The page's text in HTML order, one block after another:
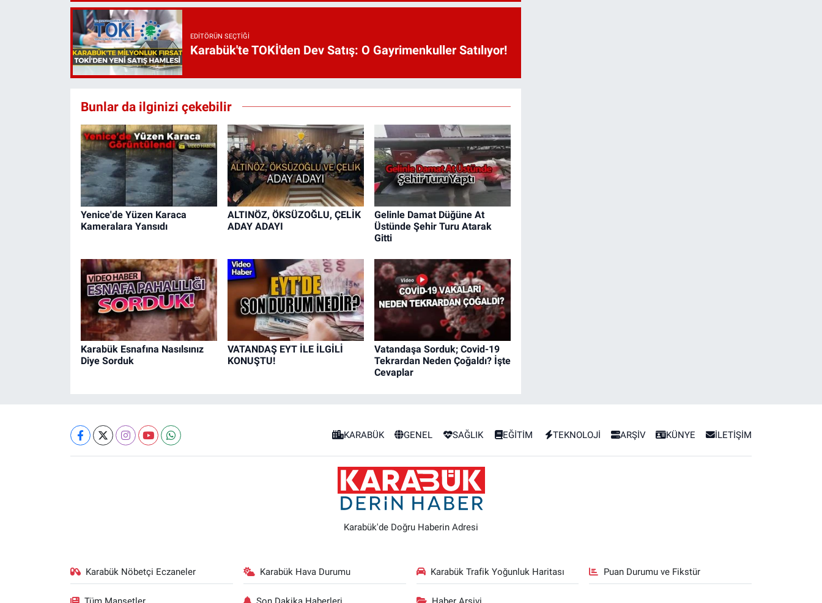
EDITÖRÜN SEÇTIĞI
Karabük'te TOKİ'den Dev Satış: O Gayrimenkuller Satılıyor!
Bunlar da ilginizi çekebilir
Yenice'de Yüzen Karaca
Kameralara Yansıdı
ALTINÖZ, ÖKSÜZOĞLU, ÇELİK
ADAY ADAYI
Gelinle Damat Düğüne At
Üstünde Şehir Turu Atarak
Gitti
Karabük Esnafına Nasılsınız
Diye Sorduk
VATANDAŞ EYT İLE İLGİLİ
KONUŞTU!
Vatandaşa Sorduk; Covid-19
Tekrardan Neden Çoğaldı? İşte
Cevaplar
KARABÜK GENEL SAĞLIK EĞİTİM TEKNOLOJİ ARŞİV KÜNYE İLETİŞİM
Karabük'de Doğru Haberin Adresi
Karabük Nöbetçi Eczaneler Karabük Hava Durumu Karabük Trafik Yoğunluk Haritası Puan Durumu ve Fikstür